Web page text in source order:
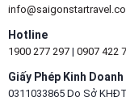
Hotline
1900 277 297 | 0907 422
Giấy Phép Kinh Doanh
0311033865 Do Sở